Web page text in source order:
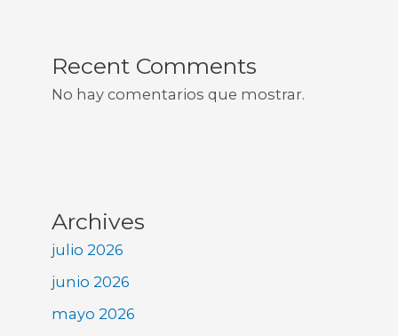
Recent Comments
No hay comentarios que mostrar.
Archives
julio 2026
junio 2026
mayo 2026